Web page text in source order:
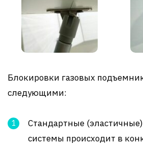
Блокировки газовых
следующими:
Стандартные
системы происходит в